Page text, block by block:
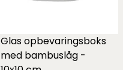
Glas opbevaringsboks
med bambuslåg -